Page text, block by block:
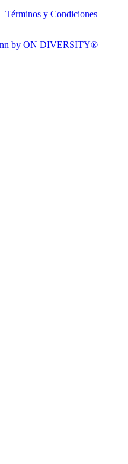
Términos y Condiciones |
by ON DIVERSITY®